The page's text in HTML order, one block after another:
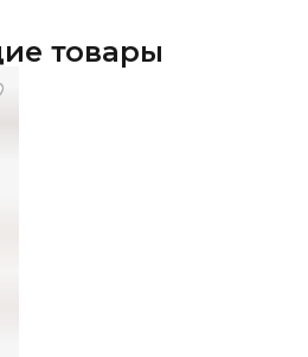
товары